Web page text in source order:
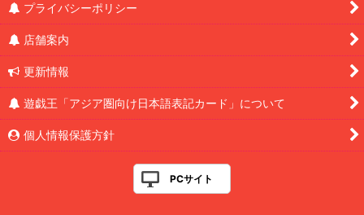
プライバシーポリシー
店舗案内
更新情報
遊戯王「アジア圏向け日本語表記カード」について
個人情報保護方針
PCサイト